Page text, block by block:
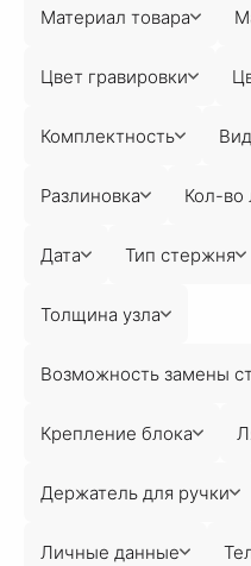
Материал товара
Цвет гравировки
Комплектность
Разлиновка Кол-во
Дата Тип стержня
Толщина узла
Возможность замены
Крепление блока
Держатель для ручки
Личные данные